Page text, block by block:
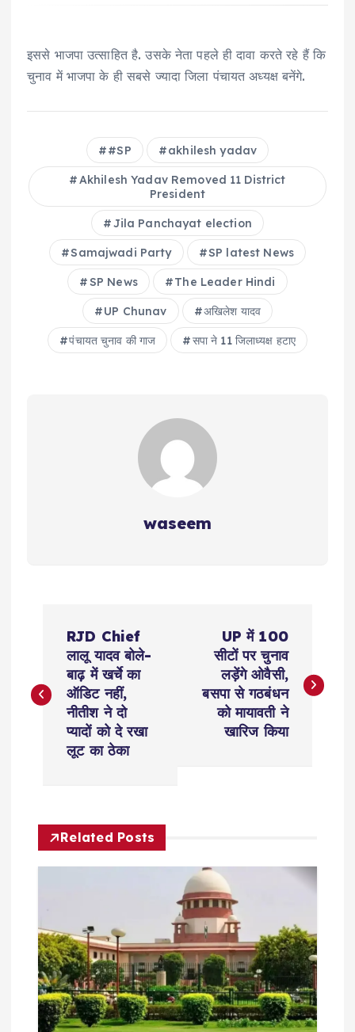
इससे भाजपा उत्साहित है. उसके नेता पहले ही दावा करते रहे हैं कि
चुनाव में भाजपा के ही सबसे ज्यादा जिला पंचायत अध्यक्ष बनेंगे.
#SP akhilesh yadav
Akhilesh Yadav Removed 11 District
President
Jila Panchayat election
Samajwadi Party SP latest News
SP News The Leader Hindi
UP Chunav अख‍िलेश यादव
पंचायत चुनाव की गाज सपा ने 11 जिलाध्यक्ष हटाए
waseem
s
a
v
g
a
t
RJD Chief
लालू यादव बोले-
बाढ़ में खर्चे का
ऑडिट नहीं,
नीतीश ने दो
प्यादों को दे रखा
लूट का ठेका
UP में 100
सीटों पर चुनाव
लड़ेंगे ओवैसी,
बसपा से गठबंधन
को मायावती ने
खारिज किया
Related Posts